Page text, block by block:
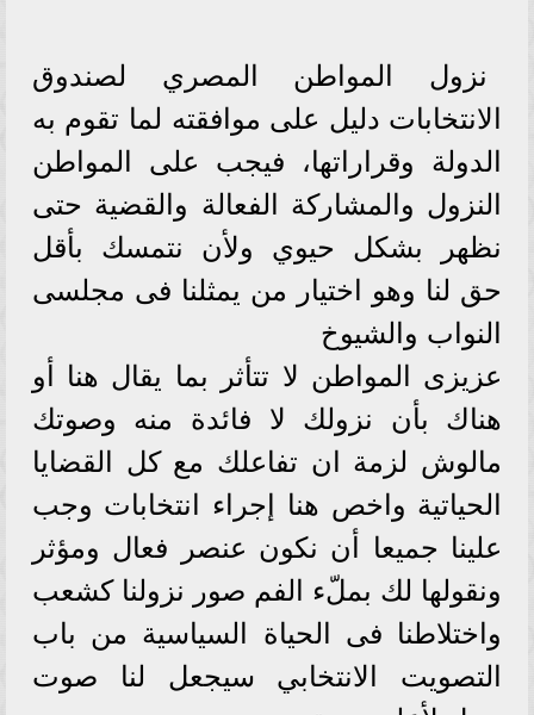
نزول المواطن المصري لصندوق
الانتخابات دليل على موافقته لما تقوم به
الدولة وقراراتها، فيجب على المواطن
النزول والمشاركة الفعالة والقضية حتى
نظهر بشكل حيوي ولأن نتمسك بأقل
حق لنا وهو اختيار من يمثلنا فى مجلسى
النواب والشيوخ
عزيزى المواطن لا تتأثر بما يقال هنا أو
هناك بأن نزولك لا فائدة منه وصوتك
مالوش لزمة ان تفاعلك مع كل القضايا
الحياتية واخص هنا إجراء انتخابات وجب
علينا جميعا أن نكون عنصر فعال ومؤثر
ونقولها لك بملّء الفم صور نزولنا كشعب
واختلاطنا فى الحياة السياسية من باب
التصويت الانتخابي سيجعل لنا صوت